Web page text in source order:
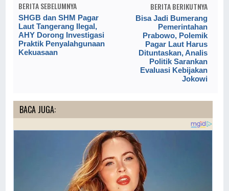
BERITA SEBELUMNYA
SHGB dan SHM Pagar
Laut Tangerang Ilegal,
AHY Dorong Investigasi
Praktik Penyalahgunaan
Kekuasaan
BERITA BERIKUTNYA
Bisa Jadi Bumerang
Pemerintahan
Prabowo, Polemik
Pagar Laut Harus
Dituntaskan, Analis
Politik Sarankan
Evaluasi Kebijakan
Jokowi
BACA JUGA: